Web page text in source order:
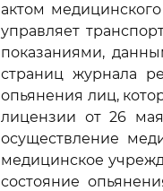
актом
управляет
показаниями,
страниц журнала
опьянения лиц,
лицензии от 26
осуществление
медицинское
состояние